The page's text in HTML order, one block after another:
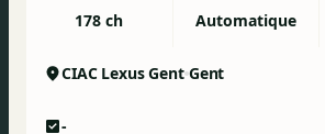
178 ch Automatique
CIAC Lexus Gent Gent
-